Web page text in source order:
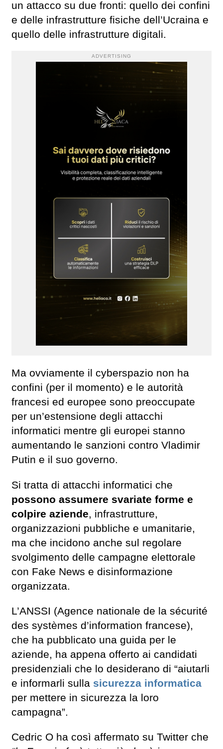
un attacco su due fronti: quello dei confini
e delle infrastrutture fisiche dell’Ucraina e
quello delle infrastrutture digitali.
ADVERTISING
Ma ovviamente il cyberspazio non ha
confini (per il momento) e le autorità
francesi ed europee sono preoccupate
per un’estensione degli attacchi
informatici mentre gli europei stanno
aumentando le sanzioni contro Vladimir
Putin e il suo governo.
Si tratta di attacchi informatici che
possono assumere svariate forme e
colpire aziende, infrastrutture,
organizzazioni pubbliche e umanitarie,
ma che incidono anche sul regolare
svolgimento delle campagne elettorale
con Fake News e disinformazione
organizzata.
L’ANSSI (Agence nationale de la sécurité
des systèmes d’information francese),
che ha pubblicato una guida per le
aziende, ha appena offerto ai candidati
presidenziali che lo desiderano di “aiutarli
e informarli sulla sicurezza informatica
per mettere in sicurezza la loro
campagna”.
Cedric O ha così affermato su Twitter che